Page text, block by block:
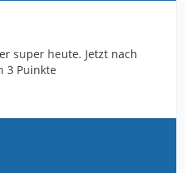
super heute. Jetzt nach
3 Puinkte